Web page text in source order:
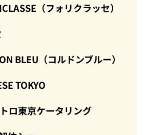
（フォリクラッセ）
BLEU（コルドンブルー）
TOKYO
ロ東京ケータリング